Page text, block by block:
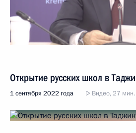
Открытие русских школ в
1 сентября 2022 года Видео, 27 мин.